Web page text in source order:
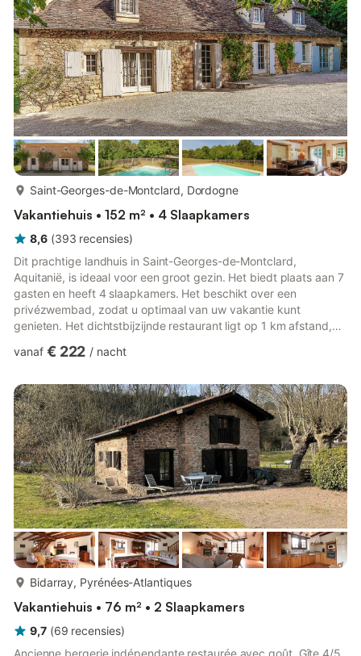
Saint-Georges-de-Montclard, Dordogne
Vakantiehuis • 152 m² • 4 Slaapkamers
8,6 (393 recensies)
Dit prachtige landhuis in Saint-Georges-de-Montclard,
Aquitanië, is ideaal voor een groot gezin. Het biedt plaats aan 7
gasten en heeft 4 slaapkamers. Het beschikt over een
privézwembad, zodat u optimaal van uw vakantie kunt
genieten. Het dichtstbijzijnde restaurant ligt op 1 km afstand,
toch geen boodschappen meer willen doen, dan vindt u de
op 20 km afstand van de rivier, mocht u een dagje langs de
kreek willen doorbrengen. Paardrijden is mogelijk binnen 5 km.
De woonk...
vanaf € 222 / nacht
Bidarray, Pyrénées-Atlantiques
Vakantiehuis • 76 m² • 2 Slaapkamers
9,7 (69 recensies)
Ancienne bergerie indépendante restaurée avec goût. Gîte 4/5